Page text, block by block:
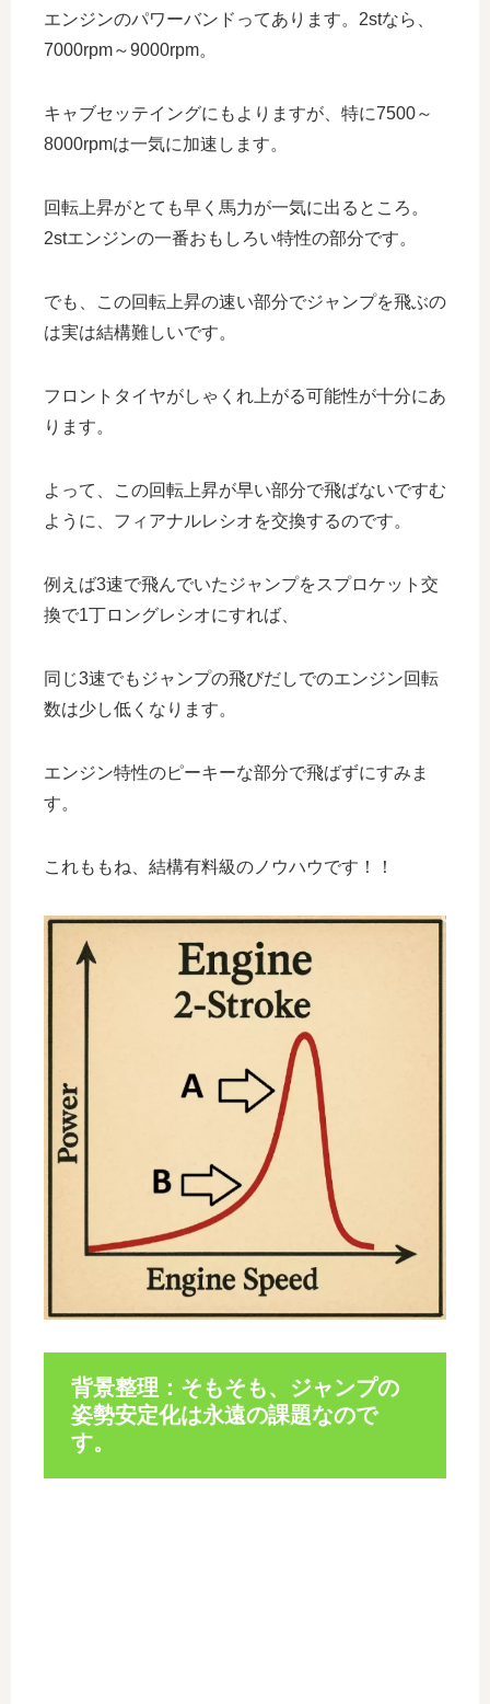
エンジンのパワーバンドってあります。2stなら、
7000rpm～9000rpm。
キャブセッテイングにもよりますが、特に7500～
8000rpmは一気に加速します。
回転上昇がとても早く馬力が一気に出るところ。
2stエンジンの一番おもしろい特性の部分です。
でも、この回転上昇の速い部分でジャンプを飛ぶの
は実は結構難しいです。
フロントタイヤがしゃくれ上がる可能性が十分にあ
ります。
よって、この回転上昇が早い部分で飛ばないですむ
ように、フィアナルレシオを交換するのです。
例えば3速で飛んでいたジャンプをスプロケット交
換で1丁ロングレシオにすれば、
同じ3速でもジャンプの飛びだしでのエンジン回転
数は少し低くなります。
エンジン特性のピーキーな部分で飛ばずにすみま
す。
これももね、結構有料級のノウハウです！！
背景整理：そもそも、ジャンプの
姿勢安定化は永遠の課題なので
す。